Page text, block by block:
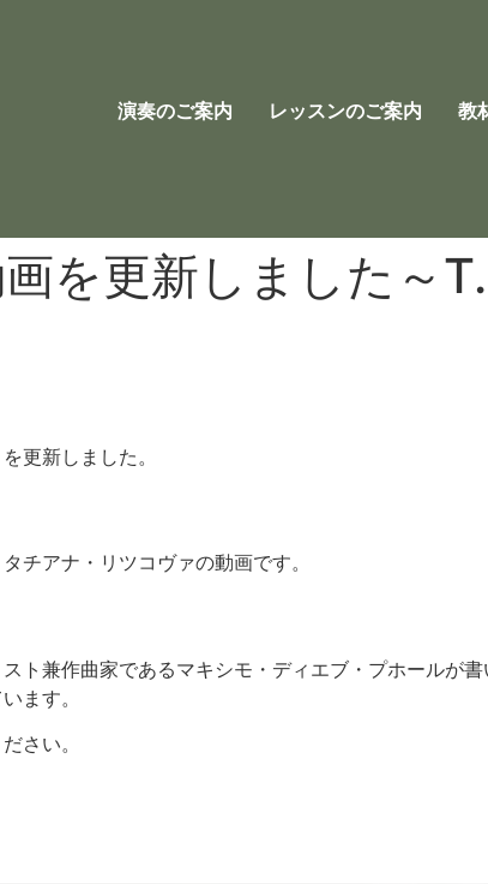
演奏のご案内 レッスンのご案内 教
を更新しました～
更新しました。
チアナ・リツコヴァの動画です。
ト兼作曲家であるマキシモ・ディエブ・プホールが
ます。
さい。